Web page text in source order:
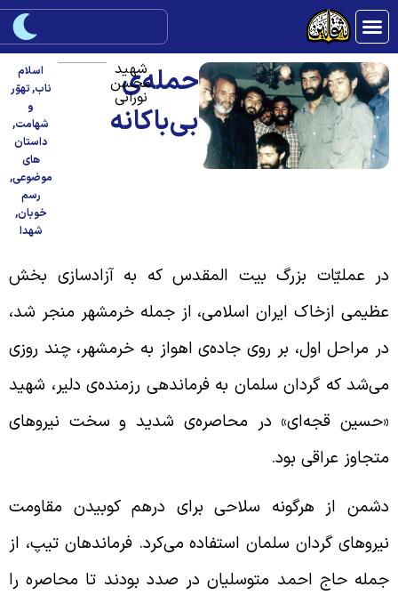
حمله‌ی
بی‌باکانه
شهید
محسن
نورانی
اسلام
ناب,تهوّر
شهامت,
داستان
های
موضوعی,
رسم
خوبان,
شهدا
عملیّات بزرگ بیت المقدس که به آزادسازی بخش
ازخاک ایران اسلامی، از جمله خرمشهر منجر شد،
مراحل اول، بر روی جاده‌ی اهواز به خرمشهر، چند روزی
که گردان سلمان به فرماندهی رزمنده‌ی دلیر، شهید
قجه‌ای» در محاصره‌ی شدید و سخت نیروهای
عراقی بود.
از هرگونه سلاحی برای درهم کوبیدن مقاومت
گردان سلمان استفاده می‌کرد. فرماندهان تیپ، از
حاج احمد متوسلیان در صدد بودند تا محاصره را